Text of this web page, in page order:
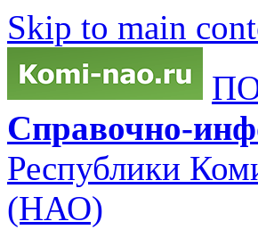
Skip to main
Справочно-
Республики
(НАО)